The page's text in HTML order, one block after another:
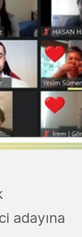
adayına